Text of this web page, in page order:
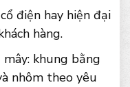
điện hay hiện đại
hàng.
khung bằng
nhôm theo yêu